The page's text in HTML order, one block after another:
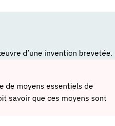
d’une invention brevetée.
de moyens essentiels de
savoir que ces moyens sont